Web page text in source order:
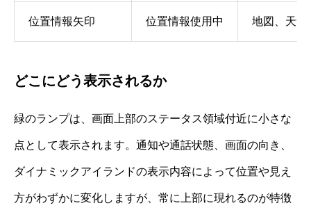
位置情報矢印 位置情報使用中 地図、天気
どこにどう表示されるか
緑のランプは、画面上部のステータス領域付近に小さな
点として表示されます。通知や通話状態、画面の向き、
ダイナミックアイランドの表示内容によって位置や見え
方がわずかに変化しますが、常に上部に現れるのが特徴